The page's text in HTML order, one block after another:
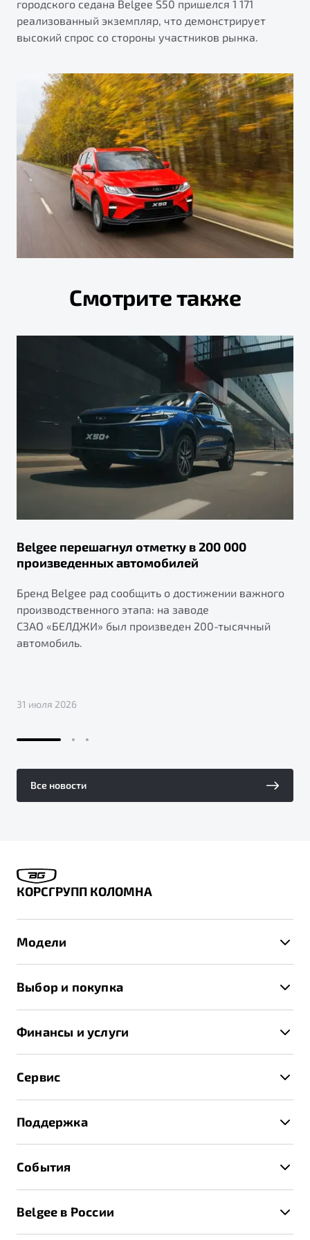
городского седана Belgee S50 пришелся 1 171
реализованный экземпляр, что демонстрирует
высокий спрос со стороны участников рынка.
Смотрите также
Belgee перешагнул отметку в 200 000
произведенных автомобилей
Бренд Belgee рад сообщить о достижении важного
производственного этапа: на заводе
СЗАО «БЕЛДЖИ» был произведен 200-тысячный
автомобиль.
31 июля 2026
Все новости
КОРСГРУПП КОЛОМНА
Модели
X70
Выбор и покупка
Спецпредложения и Акции
Записаться на тест-драйв
Получить предложение
Финансы и услуги
Трейд-ин
Страхование
Расчет КАСКО
Сервис
Руководство по эксплуатации
Техническое обслуживание
Калькулятор ТО
Поддержка
Помощь на дорогах
Belgee Линк
События
Контакты
Belgee в России